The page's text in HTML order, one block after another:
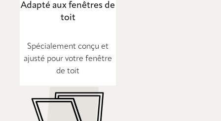
Adapté aux fenêtres de
toit
Spécialement conçu et
ajusté pour votre fenêtre
de toit